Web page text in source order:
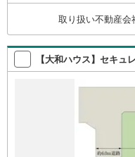
水曜日）この時間
にご案内できます
地を見学する」ボ
ご案内可能な日程
取り扱い不動産会